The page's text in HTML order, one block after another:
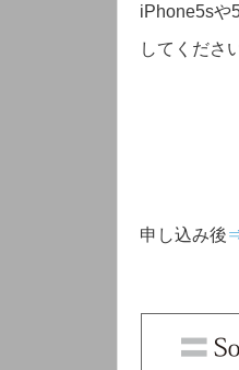
iPhone5sや
してくださ
申し込み後